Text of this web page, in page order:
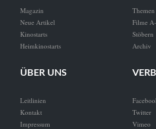
Magazin
Neue Artikel
Kinostarts
Heimkinostarts
Themen
Filme
Stöbern
Archiv
ÜBER UNS
Leitlinien
Kontakt
Impressum
Twitter
Vimeo